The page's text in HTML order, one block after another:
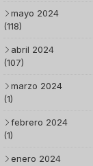
mayo 2024
(118)
abril 2024
(107)
marzo 2024
(1)
febrero 2024
(1)
enero 2024